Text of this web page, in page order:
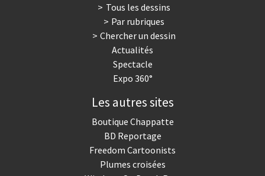
Tous les dessins
Par rubriques
Chercher un dessin
Actualités
Spectacle
Expo 360°
Les autres sites
Boutique Chappatte
BD Reportage
Freedom Cartoonists
Plumes croisées